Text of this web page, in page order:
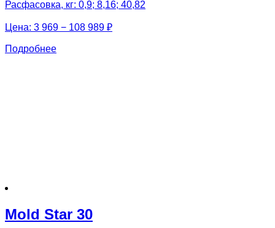
Расфасовка, кг: 0,9; 8,16; 40,82
Цена: 3 969 − 108 989 ₽
Подробнее
Mold Star 30